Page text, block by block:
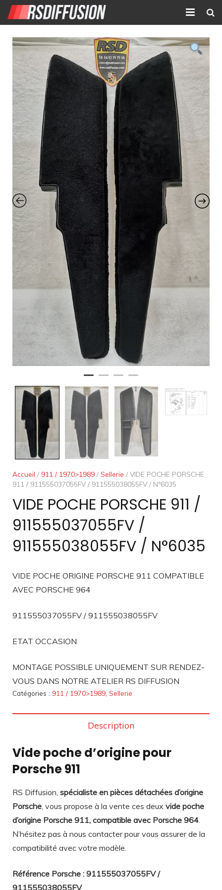
Accueil
Nouvelles annonces
Annonces prolongées
Atelier mécanique
Contact
Accueil / 911 / 1970>1989 / Sellerie / VIDE POCHE PORSCHE
911 / 911555037055FV / 911555038055FV / N°6035
VIDE POCHE PORSCHE 911 /
911555037055FV /
911555038055FV / N°6035
VIDE POCHE ORIGINE PORSCHE 911 COMPATIBLE
AVEC PORSCHE 964
911555037055FV / 911555038055FV
ETAT OCCASION
MONTAGE POSSIBLE UNIQUEMENT SUR RENDEZ-
VOUS DANS NOTRE ATELIER RS DIFFUSION
Catégories : 911 / 1970>1989, Sellerie
Description
Vide poche d’origine pour
Porsche 911
RS Diffusion, spécialiste en pièces détachées d’origine
Porsche, vous propose à la vente ces deux vide poche
d’origine Porsche 911, compatible avec Porsche 964.
N’hésitez pas à nous contacter pour vous assurer de la
compatibilité avec votre modèle.
Référence Porsche : 911555037055FV /
911555038055FV